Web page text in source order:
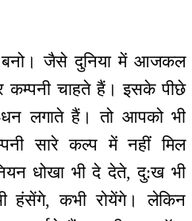
जैसे दुनिया में आजकल
कम्पनी चाहते हैं। इसके पीछे
लगाते हैं। तो आपको भी
सारे कल्प में नहीं मिल
धोखा भी दे देते, दु:ख भी
हंसेंगे, कभी रोयेंगे। लेकिन